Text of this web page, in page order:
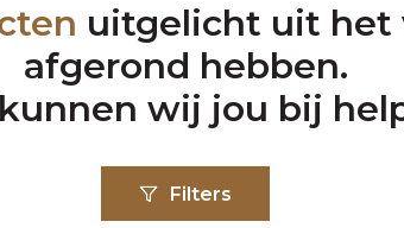
uitgelicht uit het
afgerond hebben.
wij jou bij
Filters